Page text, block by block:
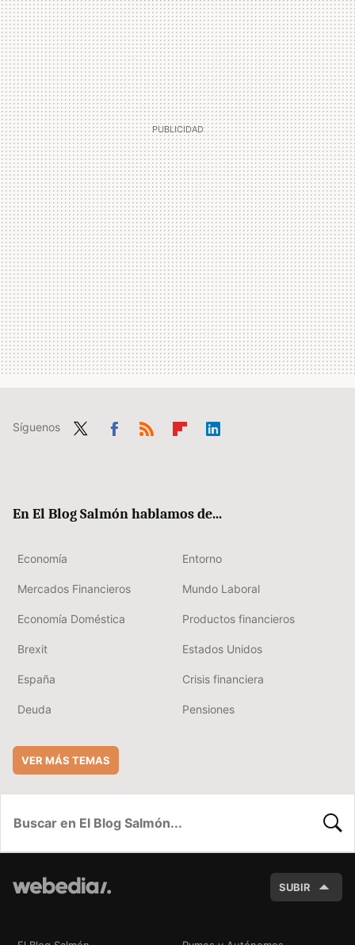
Síguenos
En El Blog Salmón hablamos de...
Economía Entorno
Mercados Financieros Mundo Laboral
Economía Doméstica Productos financieros
Brexit Estados Unidos
España Crisis financiera
Deuda Pensiones
VER MÁS TEMAS
SUBIR